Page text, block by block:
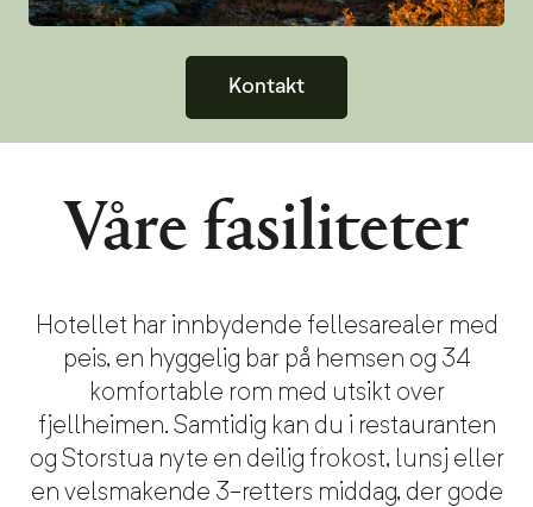
Kontakt
Våre fasiliteter
Hotellet har innbydende fellesarealer med
peis, en hyggelig bar på hemsen og 34
komfortable rom med utsikt over
fjellheimen. Samtidig kan du i restauranten
og Storstua nyte en deilig frokost, lunsj eller
en velsmakende 3-retters middag, dergode